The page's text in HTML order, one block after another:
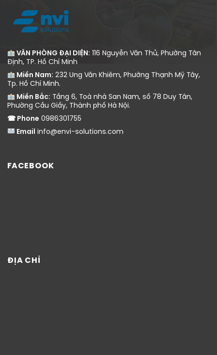
VĂN PHÒNG ĐẠI DIỆN: 116 Nguyễn Văn Thủ, Phường Tân
Định, TP. Hồ Chí Minh
Miền Nam: 232 Ung Văn Khiêm, Phường Thạnh Mỹ Tây,
Tp. Hồ Chí Minh.
Miền Bắc: Tầng 6, Toà nhà San Nam, số 78 Duy Tân,
Phường Cầu Giấy, Thành phố Hà Nội.
☎ Phone 0986301755
Email info@envi-solutions.com
FACEBOOK
ĐỊA CHỈ